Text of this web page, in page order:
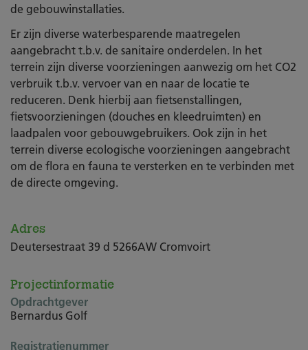
de gebouwinstallaties.
Er zijn diverse waterbesparende maatregelen
aangebracht t.b.v. de sanitaire onderdelen. In het
terrein zijn diverse voorzieningen aanwezig om het CO2
verbruik t.b.v. vervoer van en naar de locatie te
reduceren. Denk hierbij aan fietsenstallingen,
fietsvoorzieningen (douches en kleedruimten) en
laadpalen voor gebouwgebruikers. Ook zijn in het
terrein diverse ecologische voorzieningen aangebracht
om de flora en fauna te versterken en te verbinden met
de directe omgeving.
Adres
Deutersestraat 39 d 5266AW Cromvoirt
Projectinformatie
Opdrachtgever
Bernardus Golf
Registratienummer